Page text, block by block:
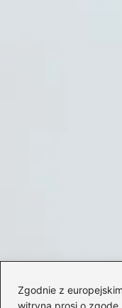
Zgodnie z
witryna prosi o zgodę